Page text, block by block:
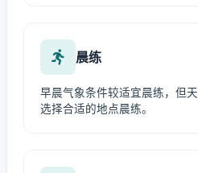
晨练
早晨气象条件较适宜晨练，但
选择合适的地点晨练。